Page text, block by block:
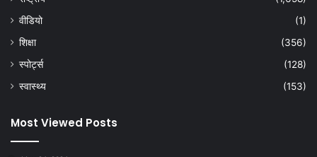
वीडियो
(1)
शिक्षा
(356)
स्पोर्ट्स
(128)
स्वास्थ्य
(153)
Most Viewed Posts